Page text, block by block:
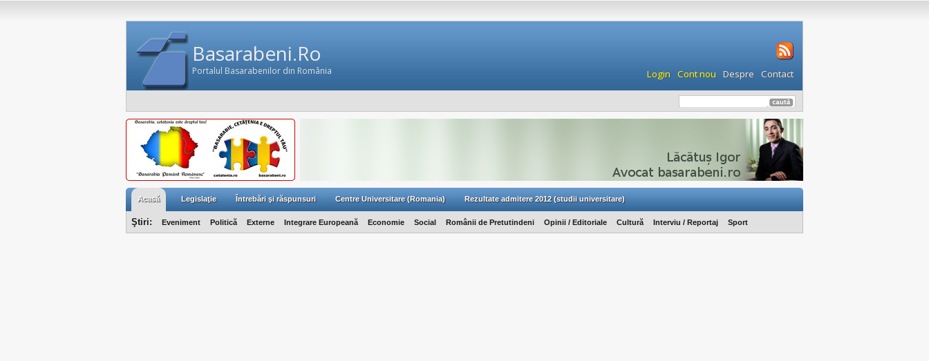
Basarabeni.Ro
Portalul Basarabenilor din România Login Cont nou Despre Contact
Acasă Legislaţie Întrebări şi răspunsuri Centre Universitare (Romania) Rezultate admitere 2012 (studii universitare)
Ştiri: Eveniment Politică Externe Integrare Europeană Economie Social Românii de Pretutindeni Opinii / Editoriale Cultură Interviu / Reportaj Sport